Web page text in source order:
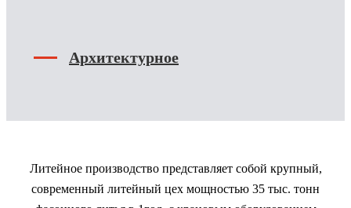
Архитектурное
Литейное производство представляет собой крупный,
современный литейный цех мощностью 35 тыс. тонн